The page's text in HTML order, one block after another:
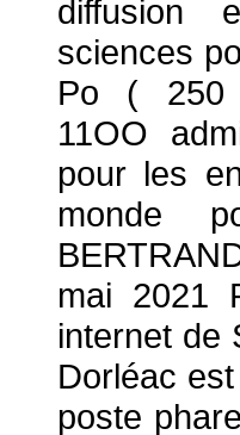
diffusion
sciences
Po ( 250
11OO
pour les
monde
mai 2021
internet de
Dorléac
poste